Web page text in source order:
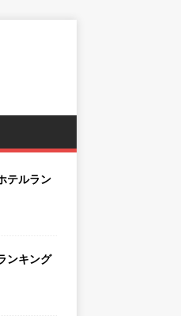
テルラン
ンキング